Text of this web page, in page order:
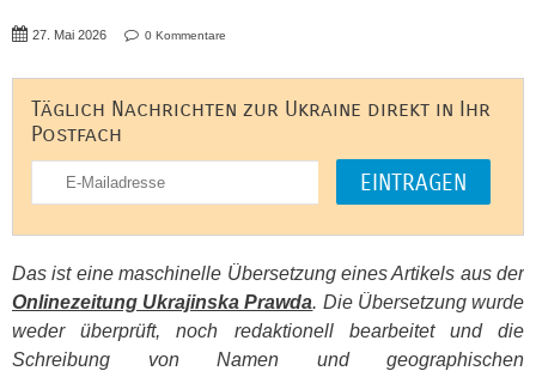
27. Mai 2026 0 Kommentare
Täglich Nachrichten zur Ukraine direkt in Ihr
Postfach
Das ist eine maschinelle Übersetzung eines Artikels aus der
Onlinezeitung Ukrajinska Prawda. Die Übersetzung wurde
weder überprüft, noch redaktionell bearbeitet und die
Schreibung von Namen und geographischen